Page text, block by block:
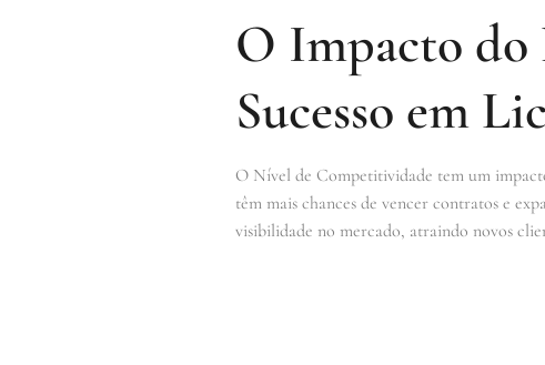
O Impacto
Sucesso em
O Nível de Competitividade tem um
têm mais chances de vencer contratos e
visibilidade no mercado, atraindo novos